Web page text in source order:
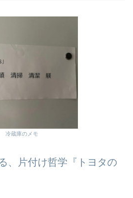
冷蔵庫のメモ
、片付け哲学『トヨタの